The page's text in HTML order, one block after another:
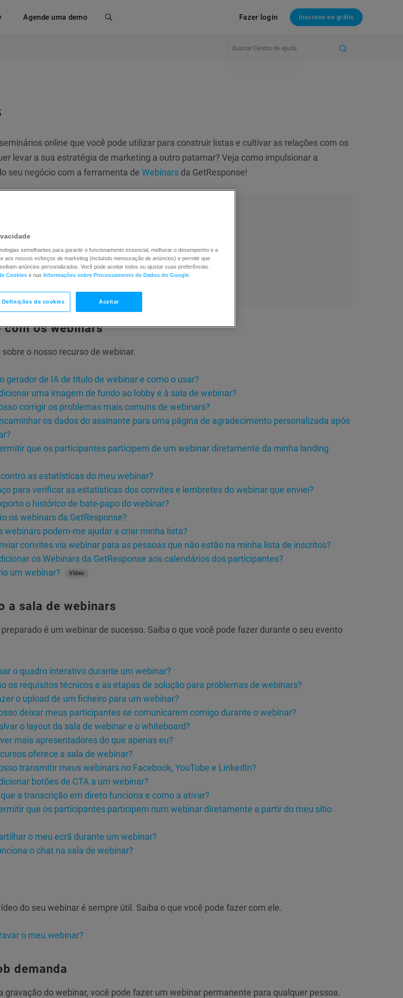
Agende uma demo
Busca Fazer login Inscreva-se grátis
online que você pode utilizar para construir listas e cultivar as relações com os
levar a sua estratégia de marketing a outro patamar? Veja como impulsionar a
seu negócio com a ferramenta de Webinars da GetResponse!
os webinars
sala de webinars
com os webinars
o nosso recurso de webinar.
gerador de IA de título de webinar e como o usar?
uma imagem de fundo ao lobby e à sala de webinar?
corrigir os problemas mais comuns de webinars?
os dados do assinante para uma página de agradecimento personalizada após
que os participantes participem de um webinar diretamente da minha landing
as estatísticas do meu webinar?
para verificar as estatísticas dos convites e lembretes do webinar que enviei?
o histórico de bate-papo do webinar?
os webinars da GetResponse?
webinars podem-me ajudar a criar minha lista?
convites via webinar para as pessoas que não estão na minha lista de inscritos?
os Webinars da GetResponse aos calendários dos participantes?
um webinar?
Vídeo
a sala de webinars
é um webinar de sucesso. Saiba o que você pode fazer durante o seu evento
o quadro interativo durante um webinar?
os requisitos técnicos e as etapas de solução para problemas de webinars?
o upload de um ficheiro para um webinar?
deixar meus participantes se comunicarem comigo durante o webinar?
o layout da sala de webinar e o whiteboard?
mais apresentadores do que apenas eu?
oferece a sala de webinar?
transmitir meus webinars no Facebook, YouTube e LinkedIn?
botões de CTA a um webinar?
a transcrição em direto funciona e como a ativar?
que os participantes participem num webinar diretamente a partir do meu sítio
o meu ecrã durante um webinar?
o chat na sala de webinar?
do seu webinar é sempre útil. Saiba o que você pode fazer com ele.
o meu webinar?
demanda
gravação do webinar, você pode fazer um webinar permanente para qualquer pessoa.
semelhantes para garantir o funcionamento essencial, melhorar o desempenho e a
aos nossos esforços de marketing (incluindo mensuração de anúncios) e permitir que
anúncios personalizados. Você pode aceitar todos ou ajustar suas preferências.
Cookies e nas Informações sobre Processamento de Dados do Google
Definições de cookies Aceitar